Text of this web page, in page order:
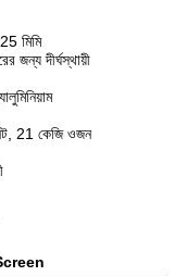
মিমি
জন্য দীর্ঘস্থায়ী
21 কেজি ওজন